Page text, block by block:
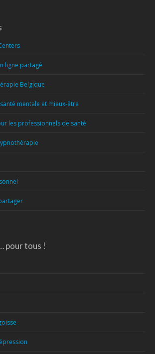
ligne partagé
Belgique
mentale et mieux-être
les professionnels de santé
pour tous !